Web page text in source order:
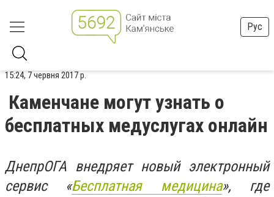
Рус
15:24, 7 червня 2017 р.
Каменчане могут узнать о
бесплатных медуслугах онлайн
ДнепрОГА внедряет новый электронный
сервис «Бесплатная медицина», где